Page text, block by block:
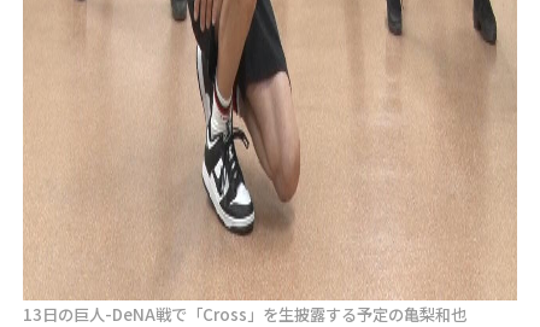
13日の巨人-DeNA戦で「Cross」を生披露する予定の亀梨和也